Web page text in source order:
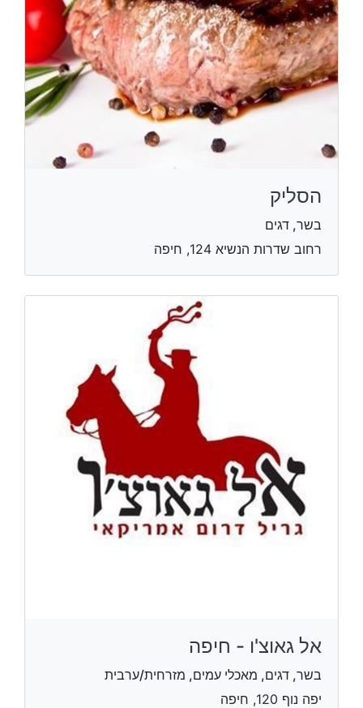
הסליק
בשר, דגים
רחוב שדרות הנשיא 124, חיפה
אל גאוצ'ו - חיפה
בשר, דגים, מאכלי עמים, מזרחית/ערבית
יפה נוף 120, חיפה